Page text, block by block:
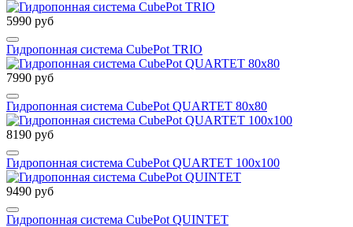
5990 руб
Гидропонная система CubePot TRIO
7990 руб
Гидропонная система CubePot QUARTET 80х80
8190 руб
Гидропонная система CubePot QUARTET 100х100
9490 руб
Гидропонная система CubePot QUINTET